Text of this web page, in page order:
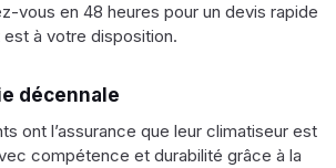
vous en 48 heures pour un devis rapide
à votre disposition.
décennale
ont l’assurance que leur climatiseur est
compétence et durabilité grâce à la